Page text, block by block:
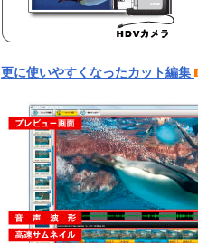
更に使いやすくなったカット編集